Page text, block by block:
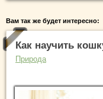
Вам так же будет интересно:
Как научить
Природа